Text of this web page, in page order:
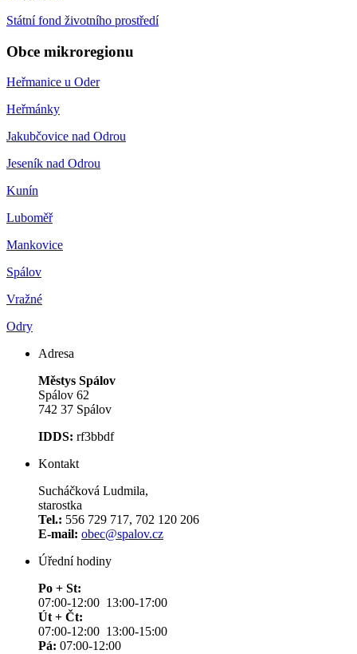
Státní fond životního prostředí
Obce mikroregionu
Heřmanice u Oder
Heřmánky
Jakubčovice nad Odrou
Jeseník nad Odrou
Kunín
Luboměř
Mankovice
Spálov
Vražné
Odry
Adresa
Městys Spálov
Spálov 62
742 37 Spálov
IDDS: rf3bbdf
Kontakt
Sucháčková Ludmila,
starostka
Tel.: 556 729 717, 702 120 206
E-mail: obec@spalov.cz
Úřední hodiny
Po + St:
07:00-12:00 13:00-17:00
Út + Čt:
07:00-12:00 13:00-15:00
Pá: 07:00-12:00